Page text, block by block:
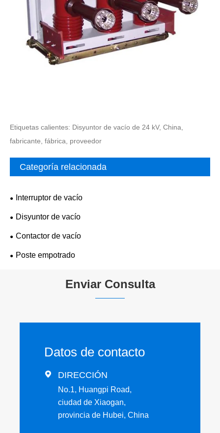
Etiquetas calientes: Disyuntor de vacío de 24 kV, China,
fabricante, fábrica, proveedor
Categoría relacionada
Interruptor de vacío
Disyuntor de vacío
Contactor de vacío
Poste empotrado
Enviar Consulta
Datos de contacto
 DIRECCIÓN
No.1, Huangpi Road,
ciudad de Xiaogan,
provincia de Hubei, China